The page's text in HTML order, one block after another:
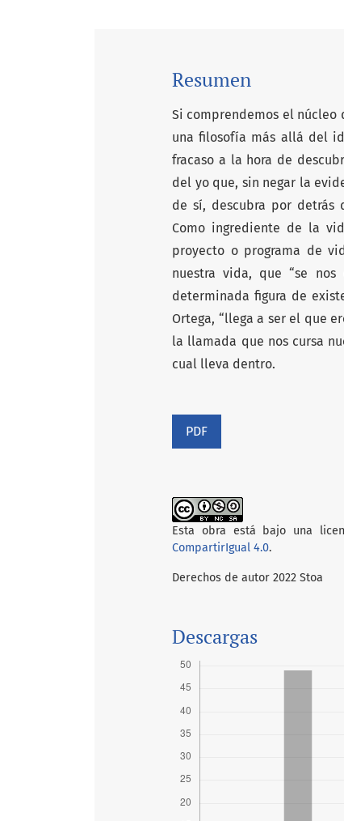
Resumen
Si comprendemos el
una filosofía más allá del
fracaso a la hora de
del yo que, sin negar la
de sí, descubra por detrás
Como ingrediente de la
proyecto o programa de
nuestra vida, que “se
determinada figura de
Ortega, “llega a ser el que
la llamada que nos cursa
cual lleva dentro.
PDF
Esta obra está bajo una
CompartirIgual 4.0.
Derechos de autor 2022 Stoa
Descargas